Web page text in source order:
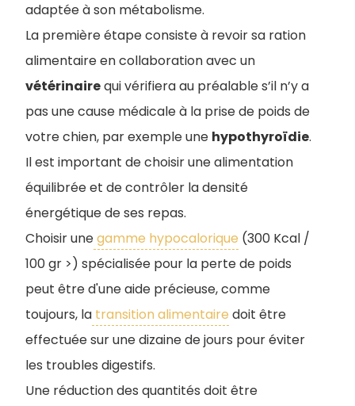
adaptée à son métabolisme.
La première étape consiste à revoir sa ration
alimentaire en collaboration avec un
vétérinairequi vérifiera au préalable s’il n’y a
pas une cause médicale à la prise de poids de
votre chien, par exemple une hypothyroïdie.
Il est important de choisir une alimentation
équilibrée et de contrôler la densité
énergétique de ses repas.
Choisir unegamme hypocalorique (300 Kcal /
100 gr >) spécialisée pour la perte de poids
peut être d'une aide précieuse, comme
toujours, la transition alimentaire doit être
effectuée sur une dizaine de jours pour éviter
les troubles digestifs.
Une réduction des quantités doit être